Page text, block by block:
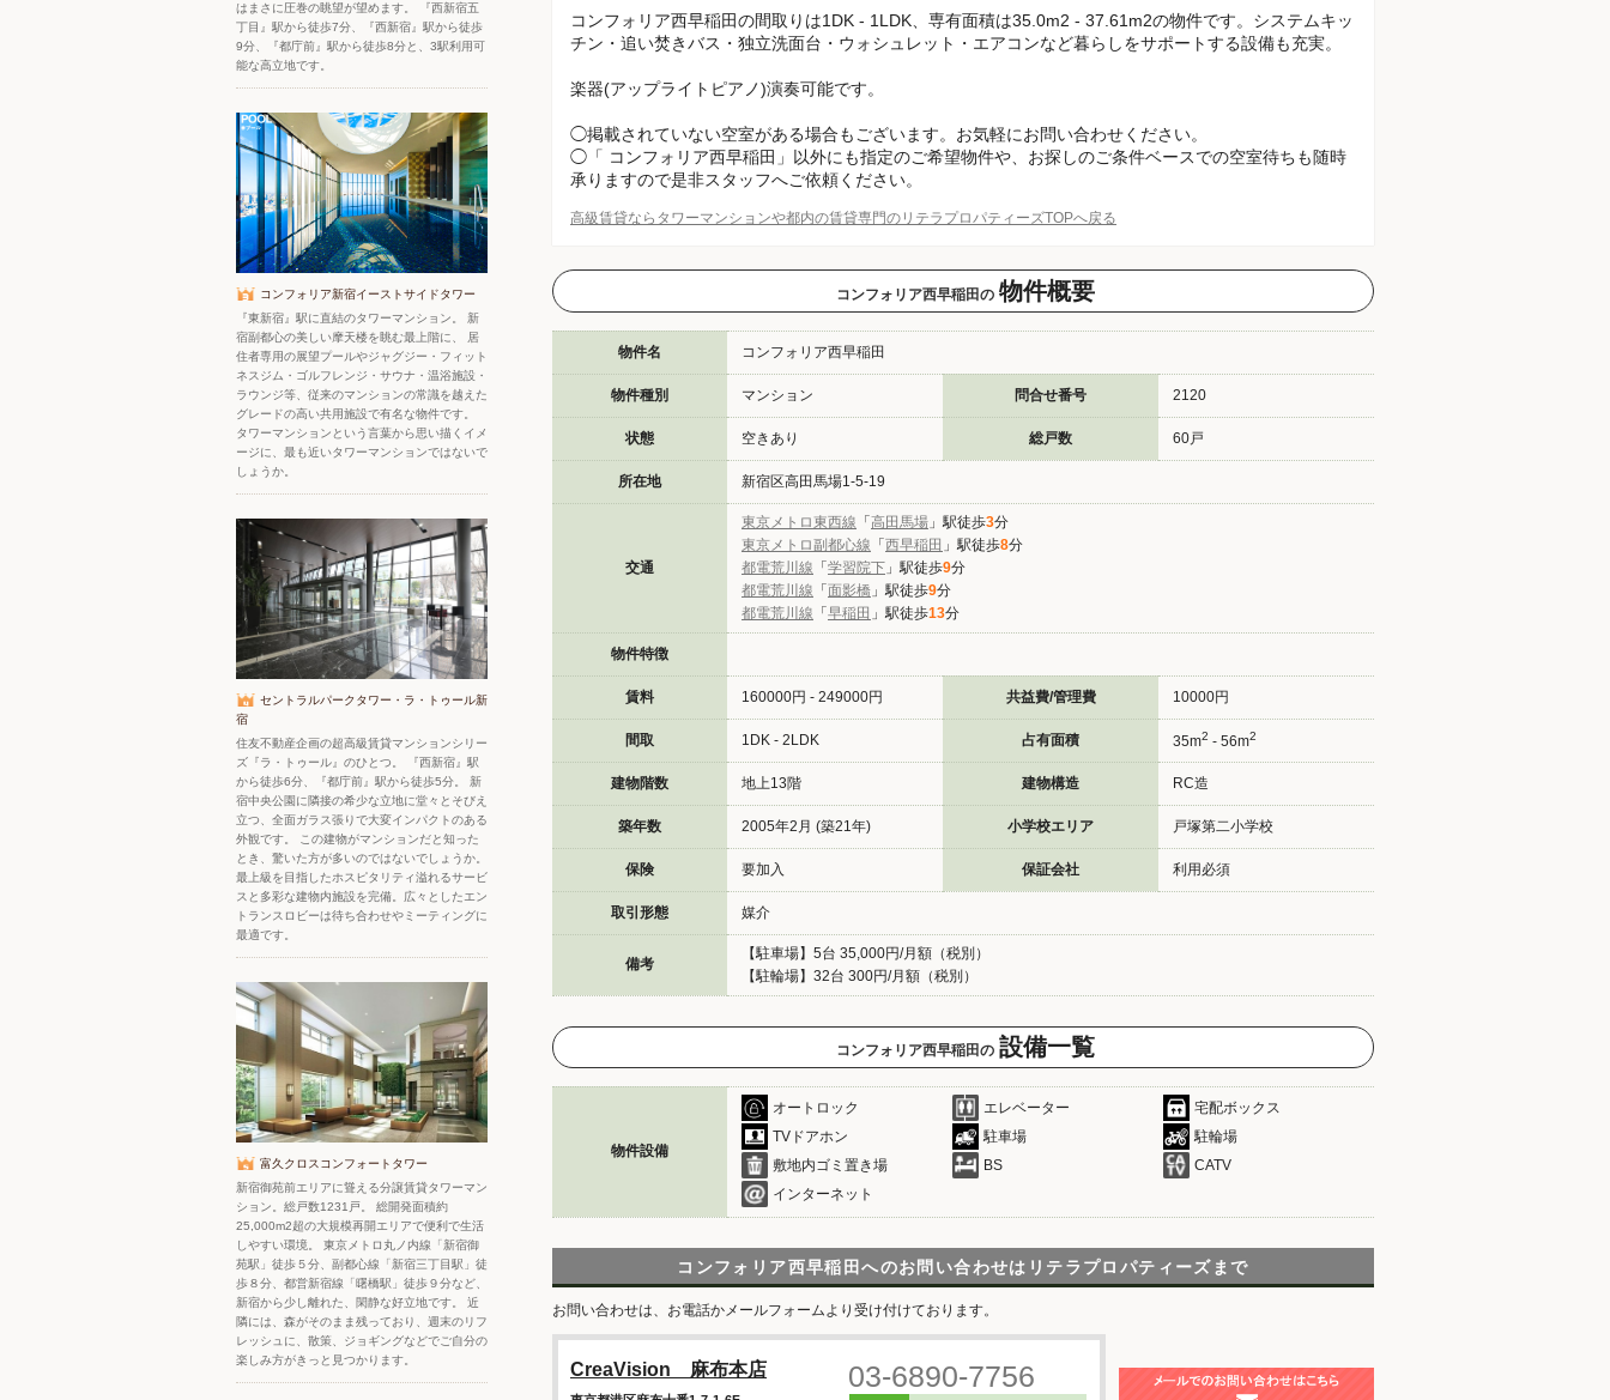
コンフォリア西早稲田の間取りは1DK - 1LDK、専有面積は35.0m2 - 37.61m2の物件です。システムキッ
チン・追い焚きバス・独立洗面台・ウォシュレット・エアコンなど暮らしをサポートする設備も充実。
楽器(アップライトピアノ)演奏可能です。
◯掲載されていない空室がある場合もございます。お気軽にお問い合わせください。
◯「 コンフォリア西早稲田」以外にも指定のご希望物件や、お探しのご条件ベースでの空室待ちも随時
承りますので是非スタッフへご依頼ください。
高級賃貸ならタワーマンションや都内の賃貸専門のリテラプロパティーズTOPへ戻る
コンフォリア西早稲田の 物件概要
物件名 コンフォリア西早稲田
物件種別 マンション 問合せ番号 2120
状態 空きあり 総戸数 60戸
所在地 新宿区高田馬場1-5-19
交通
東京メトロ東西線 「高田馬場 」駅徒歩3分
東京メトロ副都心線 「西早稲田 」駅徒歩8分
都電荒川線 「学習院下 」駅徒歩9分
都電荒川線 「面影橋 」駅徒歩9分
都電荒川線 「早稲田 」駅徒歩13分
物件特徴
賃料 160000円 - 249000円 共益費/管理費 10000円
間取 1DK - 2LDK 占有面積 35m2 - 56m2
建物階数 地上13階 建物構造 RC造
築年数 2005年2月 (築21年) 小学校エリア 戸塚第二小学校
保険 要加入 保証会社 利用必須
取引形態 媒介
備考
【駐車場】5台 35,000円/月額（税別）
【駐輪場】32台 300円/月額（税別）
コンフォリア西早稲田の 設備一覧
物件設備
オートロック エレベーター
宅配ボックス
TVドアホン
駐車場
駐輪場
敷地内ゴミ置き場
BS
CATV
インターネット
コンフォリア西早稲田へのお問い合わせは リテラプロパティーズまで
お問い合わせは、お電話かメールフォームより受け付けております。
CreaVision 麻布本店 03-6890-7756
はまさに圧巻の眺望が望めます。 『西新宿五
丁目』駅から徒歩7分、『西新宿』駅から徒歩
9分、『都庁前』駅から徒歩8分と、3駅利用可
能な高立地です。
コンフォリア新宿イーストサイドタワー
『東新宿』駅に直結のタワーマンション。 新
宿副都心の美しい摩天楼を眺む最上階に、 居
住者専用の展望プールやジャグジー・フィット
ネスジム・ゴルフレンジ・サウナ・温浴施設・
ラウンジ等、従来のマンションの常識を越えた
グレードの高い共用施設で有名な物件です。
タワーマンションという言葉から思い描くイメ
ージに、最も近いタワーマンションではないで
しょうか。
セントラルパークタワー・ラ・トゥール新
宿
住友不動産企画の超高級賃貸マンションシリー
ズ『ラ・トゥール』のひとつ。 『西新宿』駅
から徒歩6分、『都庁前』駅から徒歩5分。 新
宿中央公園に隣接の希少な立地に堂々とそびえ
立つ、全面ガラス張りで大変インパクトのある
外観です。 この建物がマンションだと知った
とき、驚いた方が多いのではないでしょうか。
最上級を目指したホスピタリティ溢れるサービ
スと多彩な建物内施設を完備。広々としたエン
トランスロビーは待ち合わせやミーティングに
最適です。
富久クロスコンフォートタワー
新宿御苑前エリアに聳える分譲賃貸タワーマン
ション。総戸数1231戸。 総開発面積約
25,000m2超の大規模再開エリアで便利で生活
しやすい環境。 東京メトロ丸ノ内線「新宿御
苑駅」徒歩５分、副都心線「新宿三丁目駅」徒
歩８分、都営新宿線「曙橋駅」徒歩９分など、
新宿から少し離れた、閑静な好立地です。 近
隣には、森がそのまま残っており、週末のリフ
レッシュに、散策、ジョギングなどでご自分の
楽しみ方がきっと見つかります。